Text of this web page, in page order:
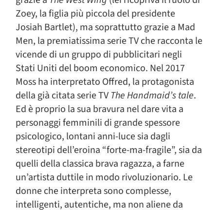
Zoey, la figlia più piccola del presidente
Josiah Bartlet), ma soprattutto grazie a Mad
Men, la premiatissima serie TV che racconta le
vicende di un gruppo di pubblicitari negli
Stati Uniti del boom economico. Nel 2017
Moss ha interpretato Offred, la protagonista
della già citata serie TV The Handmaid’s tale.
Ed è proprio la sua bravura nel dare vita a
personaggi femminili di grande spessore
psicologico, lontani anni-luce sia dagli
stereotipi dell’eroina “forte-ma-fragile”, sia da
quelli della classica brava ragazza, a farne
un’artista duttile in modo rivoluzionario. Le
donne che interpreta sono complesse,
intelligenti, autentiche, ma non aliene da